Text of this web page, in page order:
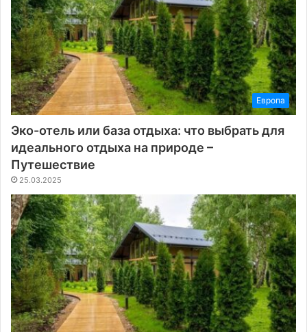
Европа
Эко-отель или база отдыха: что выбрать для
идеального отдыха на природе –
Путешествие
25.03.2025